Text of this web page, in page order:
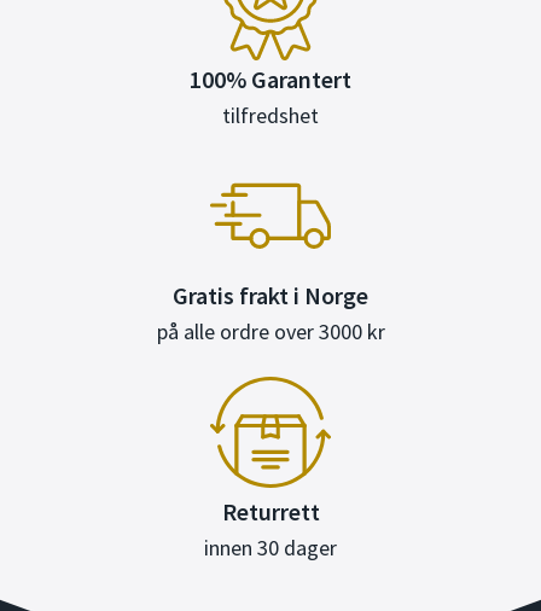
100% Garantert
tilfredshet
Gratis frakt i Norge
på alle ordre over 3000 kr
Returrett
innen 30 dager